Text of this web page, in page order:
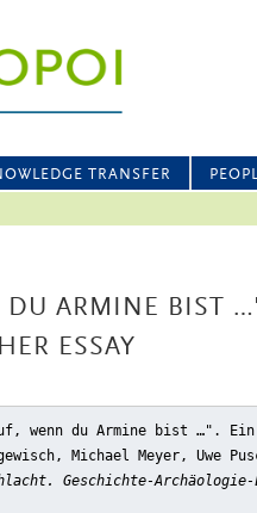
TRANSFER
DU ARMINE BIST
ESSAY
wenn du Armine bist …".
Michael Meyer, Uwe
Geschichte-Archäologie-